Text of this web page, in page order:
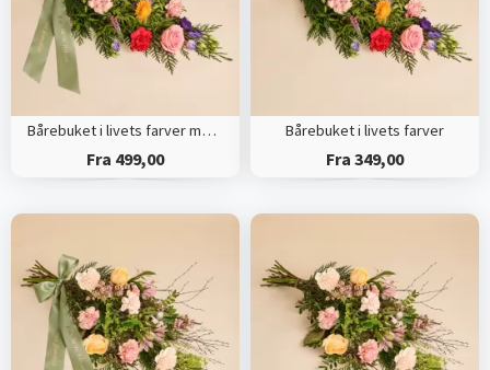
Bårebuket i livets farver med bånd
Fra 499,00
Bårebuket i livets farver
Fra 349,00